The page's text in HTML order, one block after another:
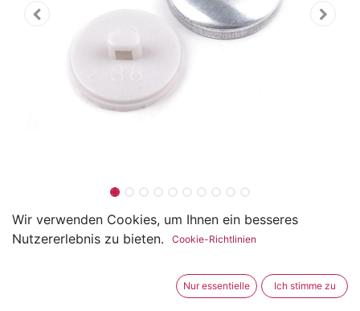
Knopf zum beziehen Grösse
22.86mm / 36 Zoll
Wir verwenden Cookies, um Ihnen ein besseres
Nutzererlebnis zu bieten.
Cookie-Richtlinien
Nur essentielle Ich stimme zu